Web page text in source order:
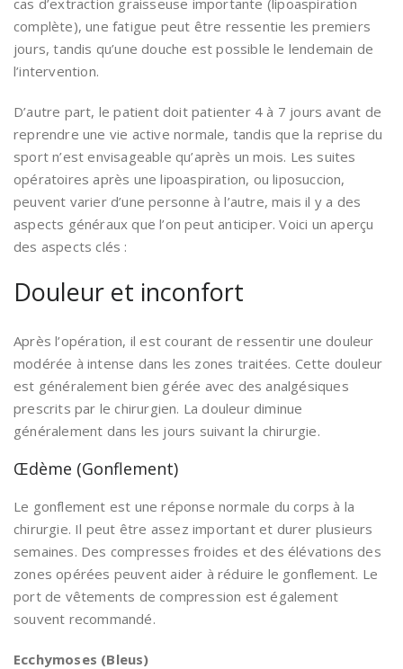
cas d’extraction graisseuse importante (lipoaspiration
complète), une fatigue peut être ressentie les premiers
jours, tandis qu’une douche est possible le lendemain de
l’intervention.
D’autre part, le patient doit patienter 4 à 7 jours avant de
reprendre une vie active normale, tandis que la reprise du
sport n’est envisageable qu’après un mois. Les suites
opératoires après une lipoaspiration, ou liposuccion,
peuvent varier d’une personne à l’autre, mais il y a des
aspects généraux que l’on peut anticiper. Voici un aperçu
des aspects clés :
Douleur et inconfort
Après l’opération, il est courant de ressentir une douleur
modérée à intense dans les zones traitées. Cette douleur
est généralement bien gérée avec des analgésiques
prescrits par le chirurgien. La douleur diminue
généralement dans les jours suivant la chirurgie.
Œdème (Gonflement)
Le gonflement est une réponse normale du corps à la
chirurgie. Il peut être assez important et durer plusieurs
semaines. Des compresses froides et des élévations des
zones opérées peuvent aider à réduire le gonflement. Le
port de vêtements de compression est également
souvent recommandé.
Ecchymoses (Bleus)